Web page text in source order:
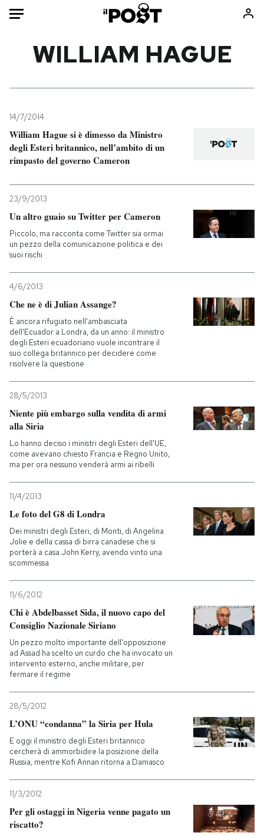
Mondo
Politica
Tecnologia
Internet
Scienza
Cultura
Economia
Sport
Consumismi
Storie/Idee
Media
Altrecose
Mondiali calcio 2026
PODCAST
NEWSLETTER
I MIEI PREFERITI
CALENDARIO
AREA PERSONALE
WILLIAM HAGUE
14/7/2014
William Hague si è dimesso da Ministro
degli Esteri britannico, nell’ambito di un
rimpasto del governo Cameron
23/9/2013
Un altro guaio su Twitter per Cameron
Piccolo, ma racconta come Twitter sia ormai
un pezzo della comunicazione politica e dei
suoi rischi
4/6/2013
Che ne è di Julian Assange?
È ancora rifugiato nell'ambasciata
dell'Ecuador a Londra, da un anno: il ministro
degli Esteri ecuadoriano vuole incontrare il
suo collega britannico per decidere come
risolvere la questione
28/5/2013
Niente più embargo sulla vendita di armi
alla Siria
Lo hanno deciso i ministri degli Esteri dell'UE,
come avevano chiesto Francia e Regno Unito,
ma per ora nessuno venderà armi ai ribelli
11/4/2013
Le foto del G8 di Londra
Dei ministri degli Esteri, di Monti, di Angelina
Jolie e della cassa di birra canadese che si
porterà a casa John Kerry, avendo vinto una
scommessa
11/6/2012
Chi è Abdelbasset Sida, il nuovo capo del
Consiglio Nazionale Siriano
Un pezzo molto importante dell'opposizione
ad Assad ha scelto un curdo che ha invocato un
intervento esterno, anche militare, per
fermare il regime
28/5/2012
L’ONU “condanna” la Siria per Hula
E oggi il ministro degli Esteri britannico
cercherà di ammorbidire la posizione della
Russia, mentre Kofi Annan ritorna a Damasco
11/3/2012
Per gli ostaggi in Nigeria venne pagato un
riscatto?